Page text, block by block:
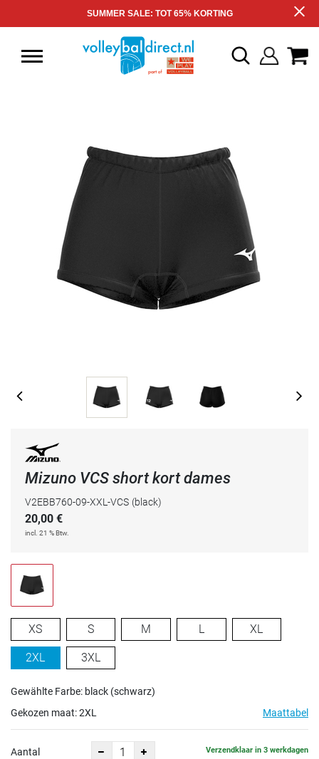
SUMMER SALE: TOT 65% KORTING
Mizuno VCS short kort dames
V2EBB760-09-XXL-VCS (black)
20,00 €
incl. 21 % Btw.
XS S M L XL
2XL 3XL
Gewählte Farbe: black (schwarz)
Gekozen maat:2XL Maattabel
Aantal Verzendklaar in 3 werkdagen